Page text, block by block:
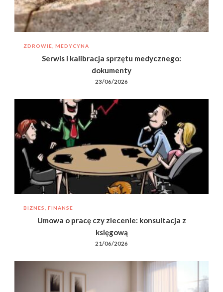
ZDROWIE, MEDYCYNA
Serwis i kalibracja sprzętu medycznego:
dokumenty
23/06/2026
BIZNES, FINANSE
Umowa o pracę czy zlecenie: konsultacja z
księgową
21/06/2026